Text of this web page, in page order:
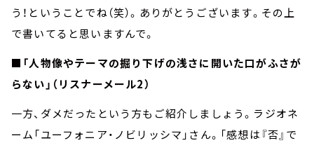
う！ということでね（笑）。ありがとうございます。その上
で書いてると思いますんで。
■「人物像やテーマの掘り下げの浅さに開いた口がふさが
らない」（リスナーメール2）
一方、ダメだったという方もご紹介しましょう。ラジオネ
ーム「ユーフォニア・ノビリッシマ」さん。「感想は『否』で